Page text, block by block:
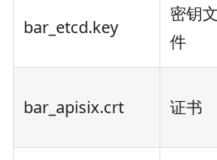
bar_etcd.key
密钥文
件
bar_apisix.crt 证书